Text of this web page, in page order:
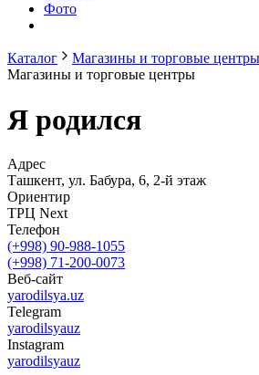
Фото
Каталог Магазины и торговые центры
Магазины и торговые центры
Я родился
Адрес
Ташкент, ул. Бабура, 6, 2-й этаж
Ориентир
ТРЦ Next
Телефон
(+998) 90-988-1055
(+998) 71-200-0073
Веб-сайт
yarodilsya.uz
Telegram
yarodilsyauz
Instagram
yarodilsyauz